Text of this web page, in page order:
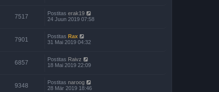
7517 Postitas erak19
24 Juun 2019 07:58
7901 Postitas Rax
31 Mai 2019 04:32
6857 Postitas Raivz
18 Mai 2019 22:09
9348 Postitas naroog
28 Mär 2019 18:46